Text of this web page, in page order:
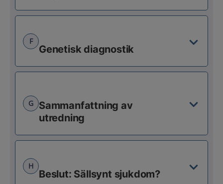
F
Genetisk diagnostik
G
Sammanfattning av
utredning
H
Beslut: Sällsynt sjukdom?